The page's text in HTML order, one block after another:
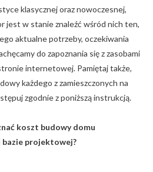
klasycznej oraz nowoczesnej,
jest w stanie znaleźć wśród nich ten,
aktualne potrzeby, oczekiwania
do zapoznania się z zasobami
internetowej. Pamiętaj także,
każdego z zamieszczonych na
zgodnie z poniższą instrukcją.
koszt budowy domu
bazie projektowej?